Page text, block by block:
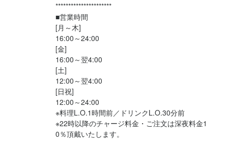
**********************
■営業時間
[月～木]
16:00～24:00
[金]
16:00～翌4:00
[土]
12:00～翌4:00
[日祝]
12:00～24:00
※料理L.O.1時間前／ドリンクL.O.30分前
※22時以降のチャージ料金・ご注文は深夜料金1
0％頂戴いたします。
歓迎スキル・経験
＜履歴書不要＞
面接は10〜15分程度で、サクッと終了
＜いつも通りでOK＞
髪色・ピアス・ネイル・ひげ・ピアス…ぜーんぶ自由